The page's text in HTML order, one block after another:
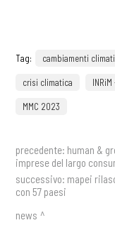
Tag: cambiamenti
crisi climatica
MMC 2023
precedente: human &
imprese del largo
successivo: mapei
con 57 paesi
news